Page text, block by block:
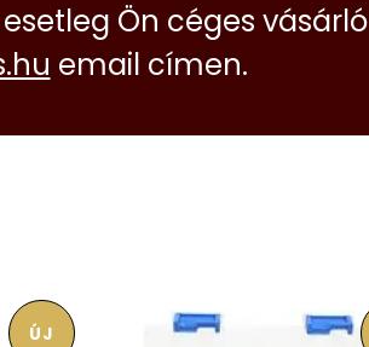
Ön céges vásárló
email címen.
ÚJ